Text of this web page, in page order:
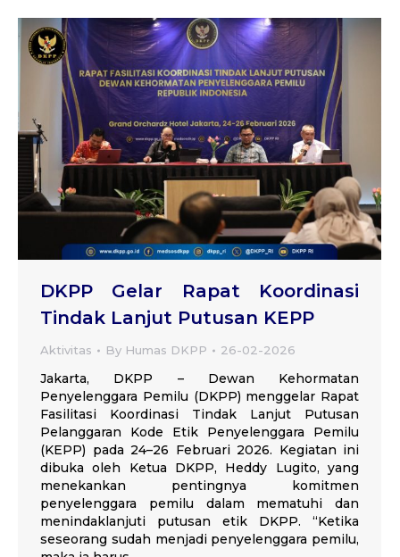
DKPP Gelar Rapat Koordinasi
Tindak Lanjut Putusan KEPP
Aktivitas By Humas DKPP 26-02-2026
Jakarta, DKPP – Dewan Kehormatan
Penyelenggara Pemilu (DKPP) menggelar Rapat
Fasilitasi Koordinasi Tindak Lanjut Putusan
Pelanggaran Kode Etik Penyelenggara Pemilu
(KEPP) pada 24–26 Februari 2026. Kegiatan ini
dibuka oleh Ketua DKPP, Heddy Lugito, yang
menekankan pentingnya komitmen
penyelenggara pemilu dalam mematuhi dan
menindaklanjuti putusan etik DKPP. “Ketika
seseorang sudah menjadi penyelenggara pemilu,